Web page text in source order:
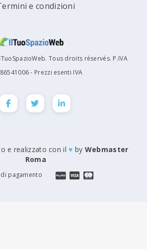
e condizioni
Tous droits réservés. P.IVA
- Prezzi esenti IVA
e realizzato con il♥ by Webmaster
Roma
pagamento